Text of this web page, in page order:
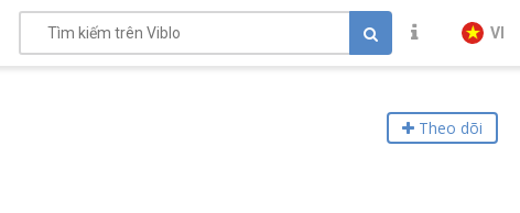
VI
Theo dõi